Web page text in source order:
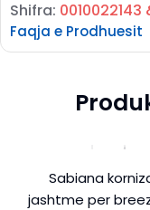
Shifra: 0010022143
Faqja e Prodhuesit
Sabiana
jashtme per